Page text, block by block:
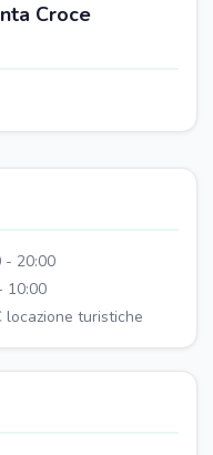
Croce
- 20:00
10:00
locazione turistiche